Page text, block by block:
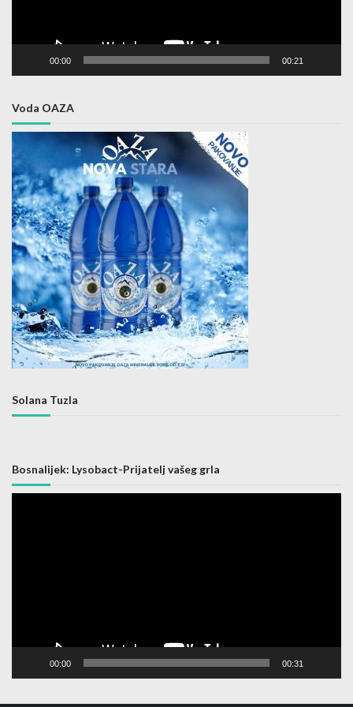
00:00 00:21
Voda OAZA
Solana Tuzla
Bosnalijek: Lysobact-Prijatelj vašeg grla
00:00 00:31